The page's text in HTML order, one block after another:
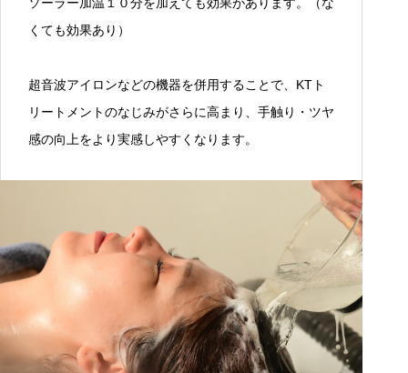
くても効果あり）
超音波アイロンなどの機器を併用することで、KTト
リートメントのなじみがさらに高まり、手触り・ツヤ
感の向上をより実感しやすくなります。